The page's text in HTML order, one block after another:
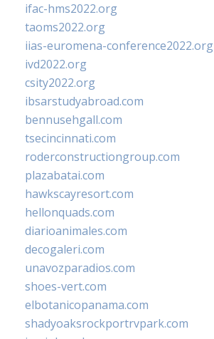
ifac-hms2022.org
taoms2022.org
iias-euromena-conference2022.org
ivd2022.org
csity2022.org
ibsarstudyabroad.com
bennusehgall.com
tsecincinnati.com
roderconstructiongroup.com
plazabatai.com
hawkscayresort.com
hellonquads.com
diarioanimales.com
decogaleri.com
unavozparadios.com
shoes-vert.com
elbotanicopanama.com
shadyoaksrockportrvpark.com